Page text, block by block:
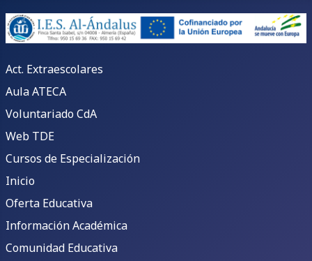
Act. Extraescolares
Aula ATECA
Voluntariado CdA
Web TDE
Cursos de Especialización
Inicio
Oferta Educativa
Información Académica
Comunidad Educativa